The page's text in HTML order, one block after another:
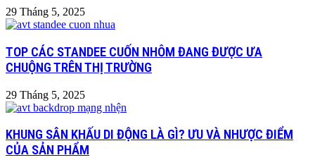
29 Tháng 5, 2025
TOP CÁC STANDEE CUỐN NHÔM ĐANG ĐƯỢC ƯA
CHUỘNG TRÊN THỊ TRƯỜNG
29 Tháng 5, 2025
KHUNG SÂN KHẤU DI ĐỘNG LÀ GÌ? ƯU VÀ NHƯỢC ĐIỂM
CỦA SẢN PHẨM